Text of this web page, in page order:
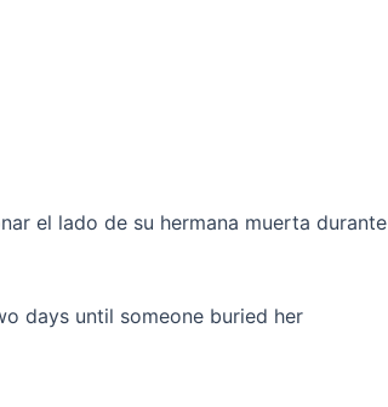
el lado de su hermana muerta durante